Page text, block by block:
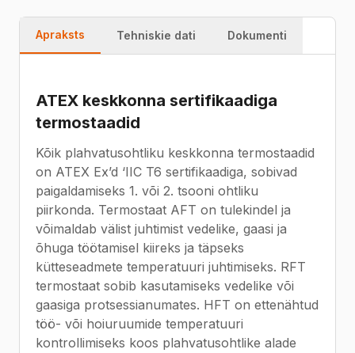
Apraksts Tehniskie dati Dokumenti
ATEX keskkonna sertifikaadiga
termostaadid
Kõik plahvatusohtliku keskkonna termostaadid
on ATEX Ex’d ‘IIC T6 sertifikaadiga, sobivad
paigaldamiseks 1. või 2. tsooni ohtliku
piirkonda. Termostaat AFT on tulekindel ja
võimaldab välist juhtimist vedelike, gaasi ja
õhuga töötamisel kiireks ja täpseks
kütteseadmete temperatuuri juhtimiseks. RFT
termostaat sobib kasutamiseks vedelike või
gaasiga protsessianumates. HFT on ettenähtud
töö- või hoiuruumide temperatuuri
kontrollimiseks koos plahvatusohtlike alade